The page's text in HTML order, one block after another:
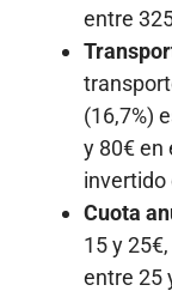
entre
(16,7%)
y 80€ en
invertido
Cuota
15 y
entre 25